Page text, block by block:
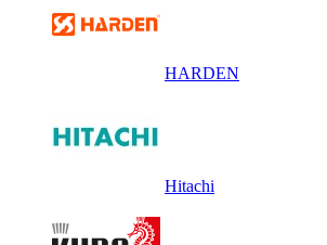
HARDEN
Hitachi